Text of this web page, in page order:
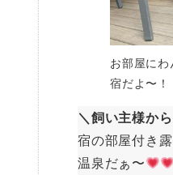
お部屋に
宿だよ〜！
＼飼い主様か
宿の部屋付き
温泉だぁ〜